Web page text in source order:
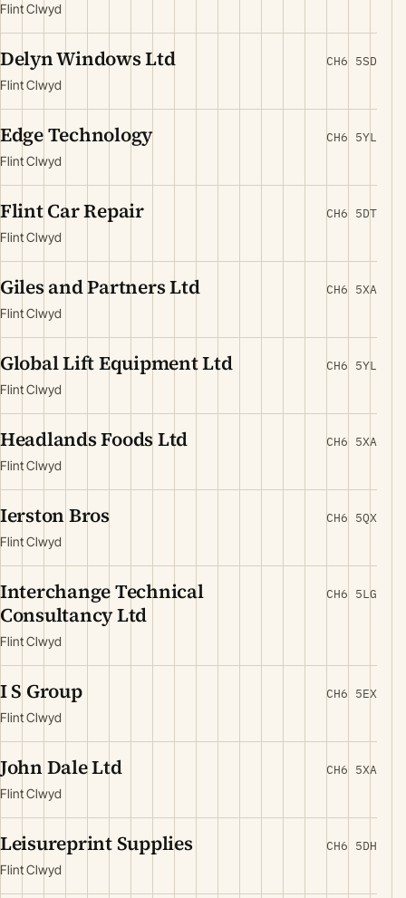
Flint Clwyd
Delyn Windows Ltd
Flint Clwyd
CH6 5SD
Edge Technology
Flint Clwyd
CH6 5YL
Flint Car Repair
Flint Clwyd
CH6 5DT
Giles and Partners Ltd
Flint Clwyd
CH6 5XA
Global Lift Equipment Ltd
Flint Clwyd
CH6 5YL
Headlands Foods Ltd
Flint Clwyd
CH6 5XA
Ierston Bros
Flint Clwyd
CH6 5QX
Interchange Technical
Consultancy Ltd
Flint Clwyd
CH6 5LG
I S Group
Flint Clwyd
CH6 5EX
John Dale Ltd
Flint Clwyd
CH6 5XA
Leisureprint Supplies
Flint Clwyd
CH6 5DH